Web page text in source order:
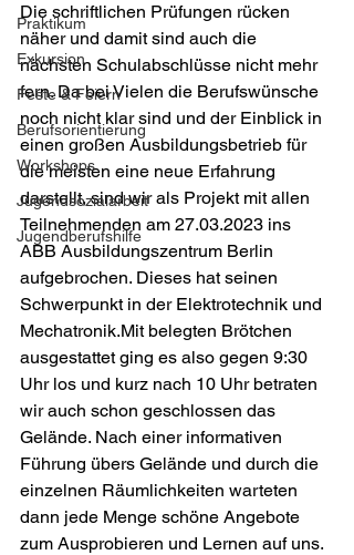
Praktikum
Exkursion
Feste & Feiern
Berufsorientierung
Workshops
Jugendsozialarbeit
Jugendberufshilfe
Die schriftlichen Prüfungen rücken
näher und damit sind auch die
nächsten Schulabschlüsse nicht mehr
fern. Da bei Vielen die Berufswünsche
noch nicht klar sind und der Einblick in
einen großen Ausbildungsbetrieb für
die meisten eine neue Erfahrung
darstellt, sind wir als Projekt mit allen
Teilnehmenden am 27.03.2023 ins
ABB Ausbildungszentrum Berlin
aufgebrochen. Dieses hat seinen
Schwerpunkt in der Elektrotechnik und
Mechatronik.Mit belegten Brötchen
ausgestattet ging es also gegen 9:30
Uhr los und kurz nach 10 Uhr betraten
wir auch schon geschlossen das
Gelände. Nach einer informativen
Führung übers Gelände und durch die
einzelnen Räum­lich­keiten warteten
dann jede Menge schöne Angebote
zum Ausprobieren und Lernen auf uns.